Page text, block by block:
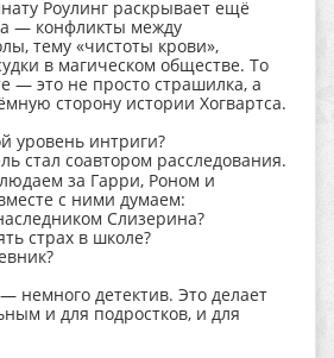
Роулинг раскрывает ещё
— конфликты между
тему «чистоты крови»,
в магическом обществе. То
— это не просто страшилка, а
сторону истории Хогвартса.
уровень интриги?
стал соавтором расследования.
за Гарри, Роном и
с ними думаем:
Слизерина?
страх в школе?
немного детектив. Это делает
и для подростков, и для